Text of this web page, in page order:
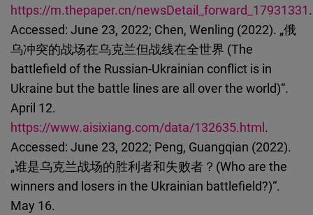
https://m.thepaper.cn/newsDetail_forward_17931331.
Accessed: June 23, 2022; Chen, Wenling (2022). „俄
乌冲突的战场在乌克兰但战线在全世界 (The
battlefield of the Russian-Ukrainian conflict is in
Ukraine but the battle lines are all over the world)“.
April 12.
https://www.aisixiang.com/data/132635.html.
Accessed: June 23, 2022; Peng, Guangqian (2022).
„谁是乌克兰战场的胜利者和失败者？(Who are the
winners and losers in the Ukrainian battlefield?)“.
May 16.